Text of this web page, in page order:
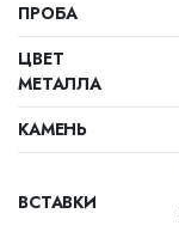
ПРОБА
ЦВЕТ
МЕТАЛЛА
КАМЕНЬ
ВСТАВКИ